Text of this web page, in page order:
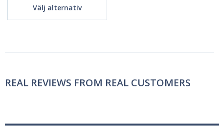
Välj alternativ
REAL REVIEWS FROM REAL CUSTOMERS